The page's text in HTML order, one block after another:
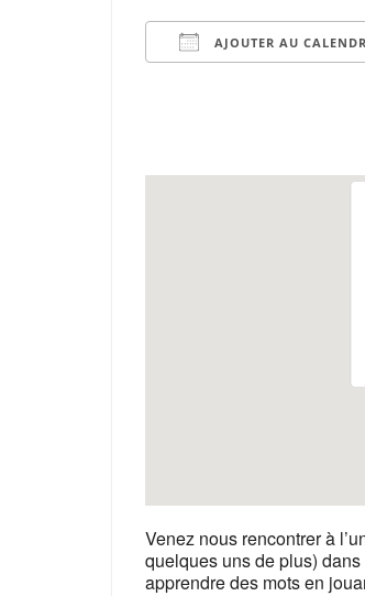
AJOUTER AU
Venez nous rencontrer à
quelques uns de plus)
apprendre des mots en